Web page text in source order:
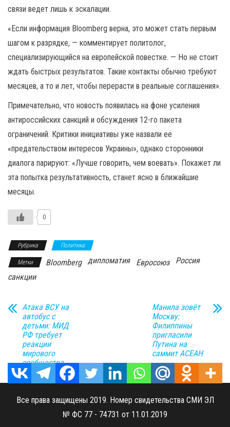
связи ведет лишь к эскалации.
«Если информация Bloomberg верна, это может стать первым
шагом к разрядке, — комментирует политолог,
специализирующийся на европейской повестке. — Но не стоит
ждать быстрых результатов. Такие контакты обычно требуют
месяцев, а то и лет, чтобы перерасти в реальные соглашения».
Примечательно, что новость появилась на фоне усиления
антироссийских санкций и обсуждения 12-го пакета
ограничений. Критики инициативы уже назвали ее
«предательством интересов Украины», однако сторонники
диалога парируют: «Лучше говорить, чем воевать». Покажет ли
эта попытка результативность, станет ясно в ближайшие
месяцы.
0
Рубрика Политика
Метки Bloomberg дипломатия Евросоюз
Россия
санкции
Атака ВСУ на
автобус с
детьми: МИД
РФ требует
реакции
мирового
сообщества
Манила зовёт
Москву:
Филиппины
пригласили
Путина на
саммит АСЕАН
Все права защищены 2019. Номер свидетельства СМИ ЭЛ
№ ФС 77 - 74731 от 11.01.2019